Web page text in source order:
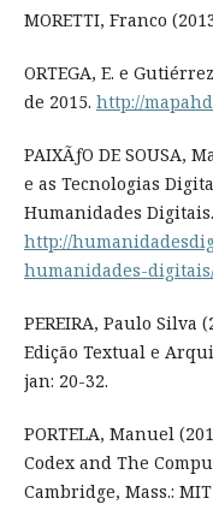
MORETTI, Franco
ORTEGA, E. e
de 2015. http://
PAIXÃƒO DE SOUSA,
e as Tecnologias
Humanidades
http://
humanidades-
PEREIRA, Paulo Silva
Edição Textual e
jan: 20-32.
PORTELA, Manuel
Codex and The
Cambridge, Mass.: